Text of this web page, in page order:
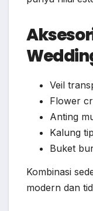
Veil
Flower
Anting
Kalung
Buket
Kombinasi
modern dan